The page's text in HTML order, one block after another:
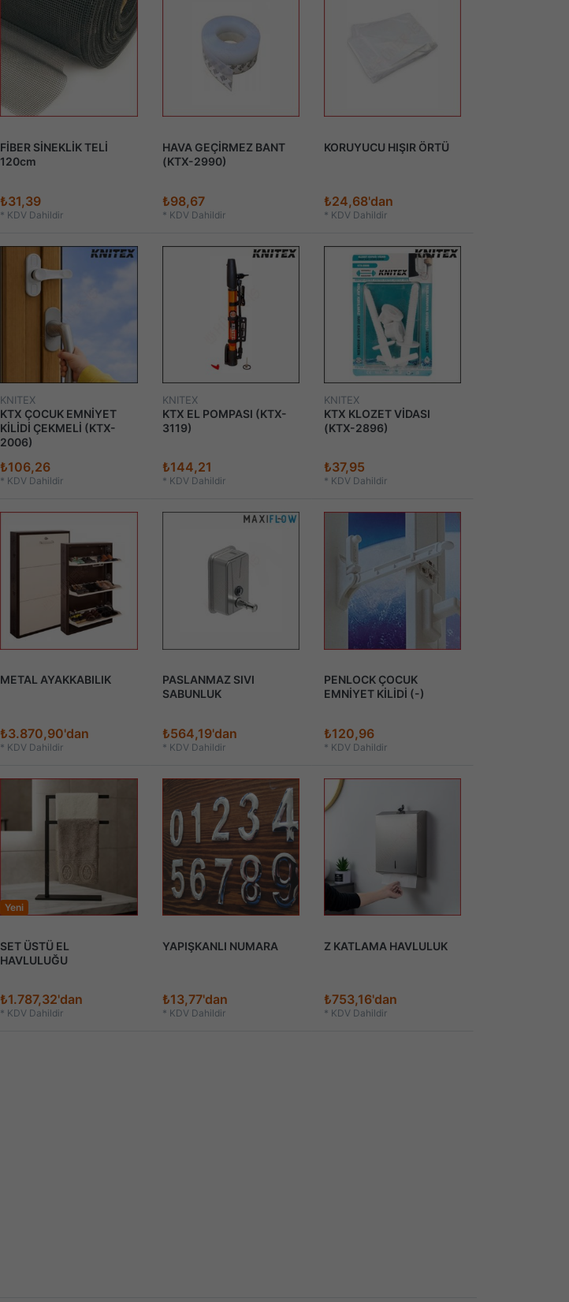
FİBER SİNEKLİK TELİ
120cm
₺31,39
* KDV Dahildir
HAVA GEÇİRMEZ BANT
(KTX-2990)
₺98,67
* KDV Dahildir
KORUYUCU HIŞIR ÖRTÜ
₺24,68'dan
* KDV Dahildir
KNITEX
KTX ÇOCUK EMNİYET
KİLİDİ ÇEKMELİ (KTX-
2006)
₺106,26
* KDV Dahildir
KNITEX
KTX EL POMPASI (KTX-
3119)
₺144,21
* KDV Dahildir
KNITEX
KTX KLOZET VİDASI
(KTX-2896)
₺37,95
* KDV Dahildir
METAL AYAKKABILIK
₺3.870,90'dan
* KDV Dahildir
PASLANMAZ SIVI
SABUNLUK
₺564,19'dan
* KDV Dahildir
PENLOCK ÇOCUK
EMNİYET KİLİDİ (-)
₺120,96
* KDV Dahildir
Yeni
SET ÜSTÜ EL
HAVLULUĞU
₺1.787,32'dan
* KDV Dahildir
YAPIŞKANLI NUMARA
₺13,77'dan
* KDV Dahildir
Z KATLAMA HAVLULUK
₺753,16'dan
* KDV Dahildir